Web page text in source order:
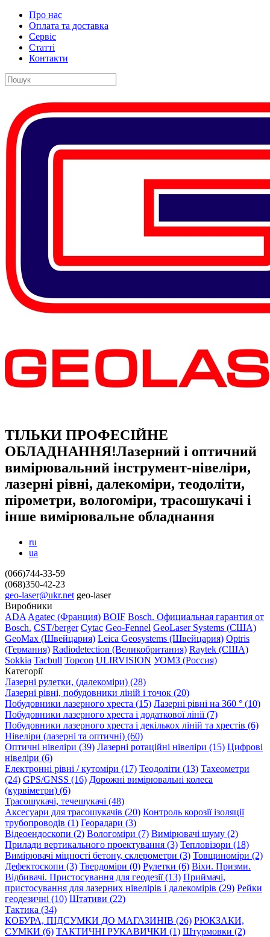
Про нас
Оплата та доставка
Сервіс
Статті
Контакти
ТІЛЬКИ ПРОФЕСІЙНЕ
ОБЛАДНАННЯ!Лазерний і оптичний
вимірювальний інструмент-нівеліри,
лазерні рівні, далекоміри, теодоліти,
пірометри, вологоміри, трасошукачі і
інше вимірювальне обладнання
ru
ua
(066)744-33-59
(068)350-42-23
geo-laser@ukr.net geo-laser
Виробники
ADA Agatec (Франция) BOIF Bosch. Официальная гарантия от
Вosch. CST/berger Cytac Geo-Fennel GeoLaser Systems (CША)
GeoMax (Швейцария) Leica Geosystems (Швейцария) Optris
(Германия) Radiodetection (Великобритания) Raytek (США)
Sokkia Tacbull Topcon ULIRVISION УОМЗ (Россия)
Категорії
Лазерні рулетки, (далекоміри) (28)
Лазерні рівні, побудовники ліній і точок (20)
Побудовники лазерного хреста (15) Лазерні рівні на 360 ° (10)
Побудовники лазерного хреста і додаткової лінії (7)
Побудовники лазерного хреста і декількох ліній та хрестів (6)
Нівеліри (лазерні та оптичні) (60)
Оптичні нівеліри (39) Лазерні ротаційні нівеліри (15) Цифрові
нівеліри (6)
Електронні рівні / кутоміри (17) Теодоліти (13) Тахеометри
(24) GPS/GNSS (16) Дорожні вимірювальні колеса
(курвіметри) (6)
Трасошукачі, течешукачі (48)
Аксесуари для трасошукачів (20) Контроль корозії ізоляції
трубопроводів (1) Георадари (3)
Відеоендоскопи (2) Вологоміри (7) Вимірювачі шуму (2)
Прилади вертикального проектування (3) Тепловізори (18)
Вимірювачі міцності бетону, склерометри (3) Товщиноміри (2)
Дефектоскопи (3) Твердоміри (0) Рулетки (6) Віхи. Призми.
Відбивачі. Пристосування для геодезії (13) Приймачі,
пристосування для лазерних нівелірів і далекомірів (29) Рейки
геодезичні (10) Штативи (22)
Тактика (34)
КОБУРА, ПІДСУМКИ ДО МАГАЗИНІВ (26) РЮКЗАКИ,
СУМКИ (6) ТАКТИЧНІ РУКАВИЧКИ (1) Штурмовки (2)